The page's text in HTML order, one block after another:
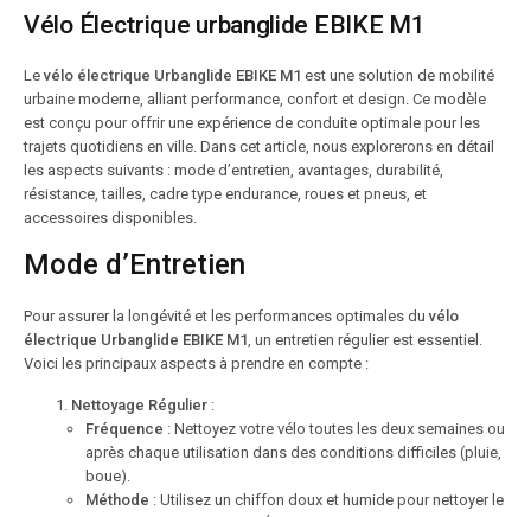
Vélo Électrique urbanglide EBIKE M1
Levélo électrique Urbanglide EBIKE M1 est une solution de mobilité
urbaine moderne, alliant performance, confort et design. Ce modèle
est conçu pour offrir une expérience de conduite optimale pour les
trajets quotidiens en ville. Dans cet article, nous explorerons en détail
les aspects suivants : mode d’entretien, avantages, durabilité,
résistance, tailles, cadre type endurance, roues et pneus, et
accessoires disponibles.
Mode d’Entretien
Pour assurer la longévité et les performances optimales duvélo
électrique Urbanglide EBIKE M1, un entretien régulier est essentiel.
Voici les principaux aspects à prendre en compte :
Nettoyage Régulier :
Fréquence : Nettoyez votre vélo toutes les deux semaines ou
après chaque utilisation dans des conditions difficiles (pluie,
boue).
Méthode : Utilisez un chiffon doux et humide pour nettoyer le